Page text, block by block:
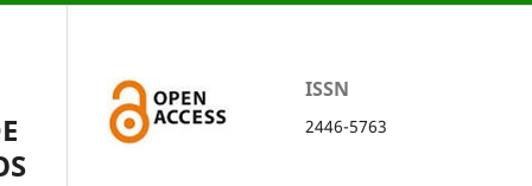
ISSN
2446-5763